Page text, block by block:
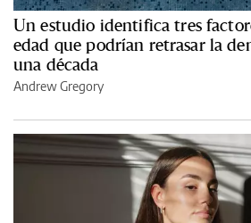
Un estudio identifica tres
edad que podrían retrasar la
una década
Andrew Gregory